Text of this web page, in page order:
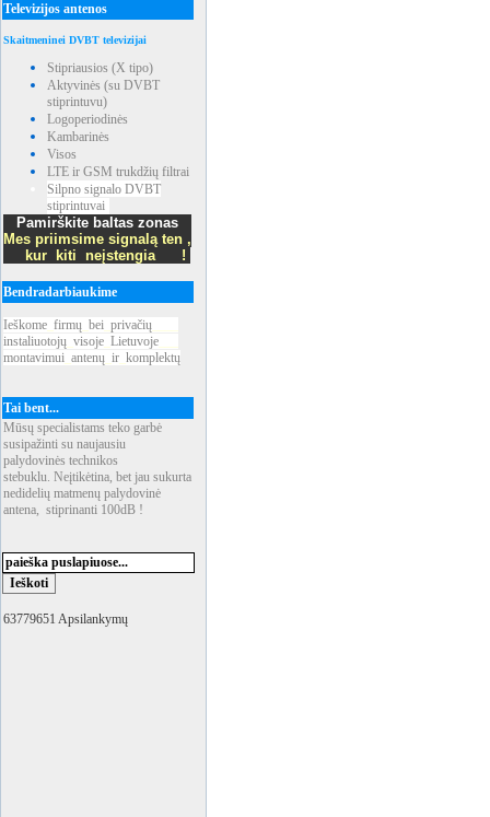
Televizijos antenos
Skaitmeninei DVBT televizijai
Stipriausios (X tipo)
Aktyvinės (su DVBT
stiprintuvu)
Logoperiodinės
Kambarinės
Visos
LTE ir GSM trukdžių filtrai
Silpno signalo DVBT
stiprintuvai
Pamirškite baltas zonas
Mes priimsime signalą ten ,
kur kiti neįstengia !
Bendradarbiaukime
Ieškome firmų bei privačių
instaliuotojų visoje Lietuvoje
montavimui antenų ir komplektų
Tai bent...
Mūsų specialistams teko garbė
susipažinti su naujausiu
palydovinės technikos
stebuklu. Neįtikėtina, bet jau sukurta
nedidelių matmenų palydovinė
antena, stiprinanti 100dB !
63779651 Apsilankymų